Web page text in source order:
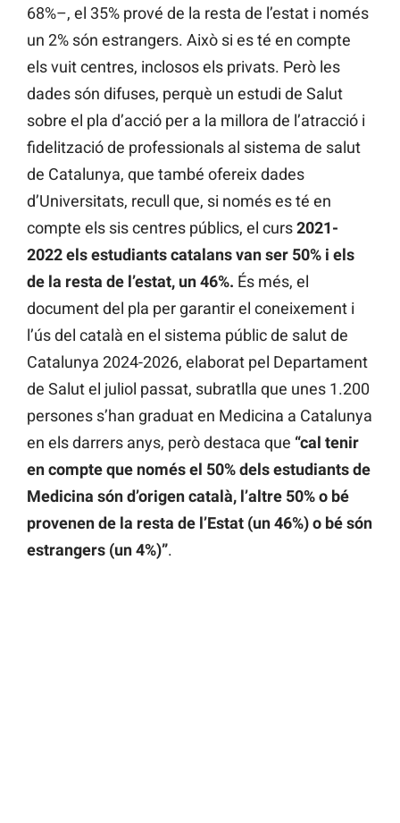
68%–, el 35% prové de la resta de l’estat i només
un 2% són estrangers. Això si es té en compte
els vuit centres, inclosos els privats. Però les
dades són difuses, perquè un estudi de Salut
sobre el pla d’acció per a la millora de l’atracció i
fidelització de professionals al sistema de salut
de Catalunya, que també ofereix dades
d’Universitats, recull que, si només es té en
compte els sis centres públics, el curs2021-
2022els estudiants catalans van ser 50% i els
de la resta de l’estat, un 46%. És més, el
document del pla per garantir el coneixement i
l’ús del català en el sistema públic de salut de
Catalunya 2024-2026, elaborat pel Departament
de Salut el juliol passat, subratlla que unes 1.200
persones s’han graduat en Medicina a Catalunya
en els darrers anys, però destaca que “cal tenir
en compte que només el 50% dels estudiants de
Medicina són d’origen català, l’altre 50% o bé
provenen de la resta de l’Estat (un 46%) o bé són
estrangers (un 4%)”.